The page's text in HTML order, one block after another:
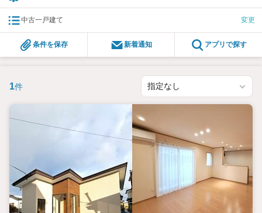
中古一戸建て 変更
条件を保存 新着通知 アプリで探す
1件